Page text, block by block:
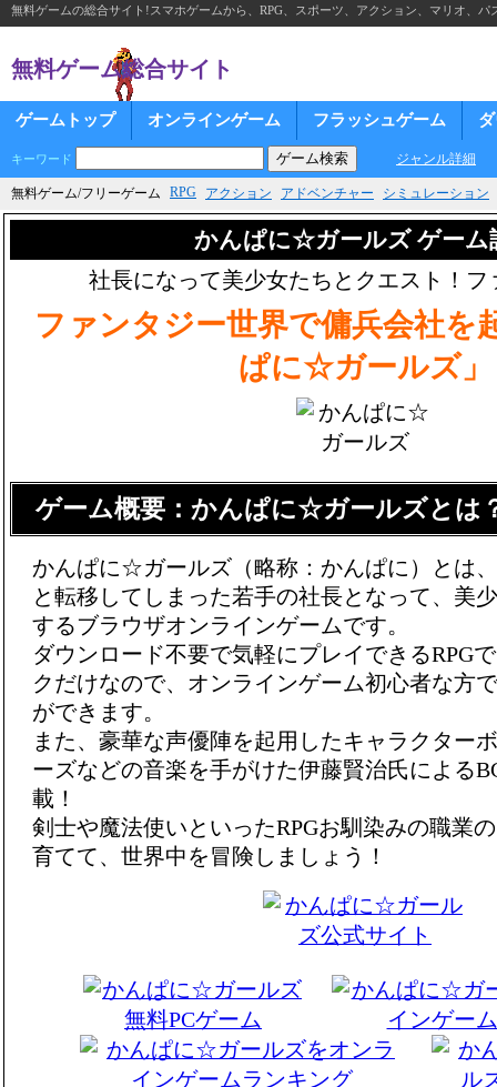
無料ゲームの総合サイト!スマホゲームから、RPG、スポーツ、アクション、マリオ、
無料ゲーム総合サイト
ゲームトップ オンラインゲーム フラッシュゲーム
キーワード ジャンル詳細
無料ゲーム/フリーゲーム RPG アクション アドベンチャー シミュレーション
かんぱに☆ガールズ ゲーム
社長になって美少女たちとクエスト！フ
ファンタジー世界で傭兵会社を
ぱに☆ガールズ」
ゲーム概要：かんぱに☆ガールズとは
かんぱに☆ガールズ（略称：かんぱに）とは
と転移してしまった若手の社長となって、美
するブラウザオンラインゲームです。
ダウンロード不要で気軽にプレイできるRPG
クだけなので、オンラインゲーム初心者な方
ができます。
また、豪華な声優陣を起用したキャラクター
ーズなどの音楽を手がけた伊藤賢治氏による
載！
剣士や魔法使いといったRPGお馴染みの職業
育てて、世界中を冒険しましょう！